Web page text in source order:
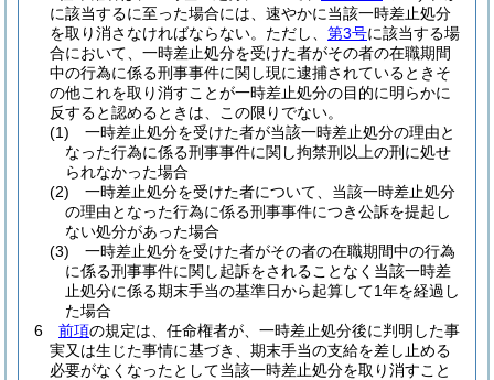
に該当するに至った場合には、速やかに当該一時差止処分
を取り消さなければならない。 ただし、 第3号に該当する場
合において、一時差止処分を受けた者がその者の在職期間
中の行為に係る刑事事件に関し現に逮捕されているときそ
の他これを取り消すことが一時差止処分の目的に明らかに
反すると認めるときは、この限りでない。
(1)
一時差止処分を受けた者が当該一時差止処分の理由と
なった行為に係る刑事事件に関し拘禁刑以上の刑に処せ
られなかった場合
(2)
一時差止処分を受けた者について、当該一時差止処分
の理由となった行為に係る刑事事件につき公訴を提起し
ない処分があった場合
(3)
一時差止処分を受けた者がその者の在職期間中の行為
に係る刑事事件に関し起訴をされることなく当該一時差
止処分に係る期末手当の基準日から起算して1年を経過し
た場合
6
前項の規定は、任命権者が、一時差止処分後に判明した事
実又は生じた事情に基づき、期末手当の支給を差し止める
必要がなくなったとして当該一時差止処分を取り消すこと